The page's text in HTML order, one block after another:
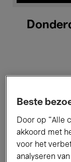
Alle
Beste
Door op “Alle
akkoord met
voor het
analyseren